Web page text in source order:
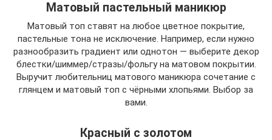
Матовый пастельный маникюр
Матовый топ ставят на любое цветное покрытие,
пастельные тона не исключение. Например, если нужно
разнообразить градиент или однотон — выберите декор
блестки/шиммер/стразы/фольгу на матовом покрытии.
Выручит любительниц матового маникюра сочетание с
глянцем и матовый топ с чёрными хлопьями. Выбор за
вами.
Красный с золотом